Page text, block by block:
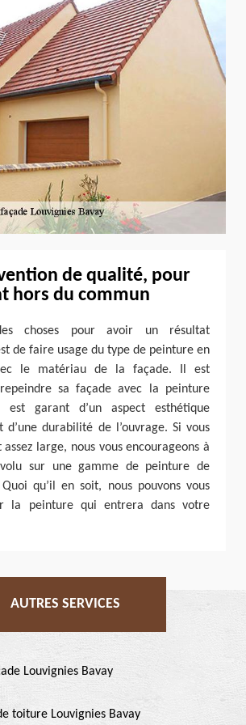
de qualité, pour
hors du commun
choses pour avoir un résultat
de faire usage du type de peinture en
le matériau de la façade. Il est
sa façade avec la peinture
est garant d’un aspect esthétique
d’une durabilité de l’ouvrage. Si vous
large, nous vous encourageons à
sur une gamme de peinture de
qu’il en soit, nous pouvons vous
la peinture qui entrera dans votre
AUTRES SERVICES
Louvignies Bavay
toiture Louvignies Bavay